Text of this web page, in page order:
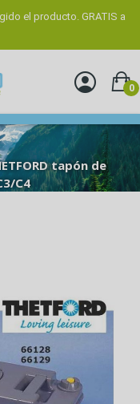
el producto. GRATIS a
0
tapón de
C4